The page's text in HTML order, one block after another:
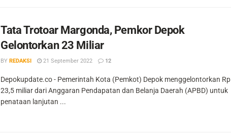
Tata Trotoar Margonda, Pemkor Depok
Gelontorkan 23 Miliar
BY REDAKSI 21 September 2022 12
Depokupdate.co - Pemerintah Kota (Pemkot) Depok menggelontorkan Rp
23,5 miliar dari Anggaran Pendapatan dan Belanja Daerah (APBD) untuk
penataan lanjutan ...